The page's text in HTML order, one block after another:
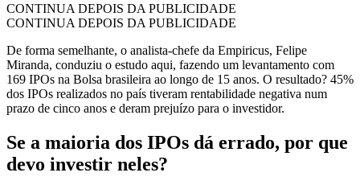
CONTINUA DEPOIS DA PUBLICIDADE
CONTINUA DEPOIS DA PUBLICIDADE
De forma semelhante, o analista-chefe da Empiricus, Felipe
Miranda, conduziu o estudo aqui, fazendo um levantamento com
169 IPOs na Bolsa brasileira ao longo de 15 anos. O resultado? 45%
dos IPOs realizados no país tiveram rentabilidade negativa num
prazo de cinco anos e deram prejuízo para o investidor.
Se a maioria dos IPOs dá errado, por que
devo investir neles?